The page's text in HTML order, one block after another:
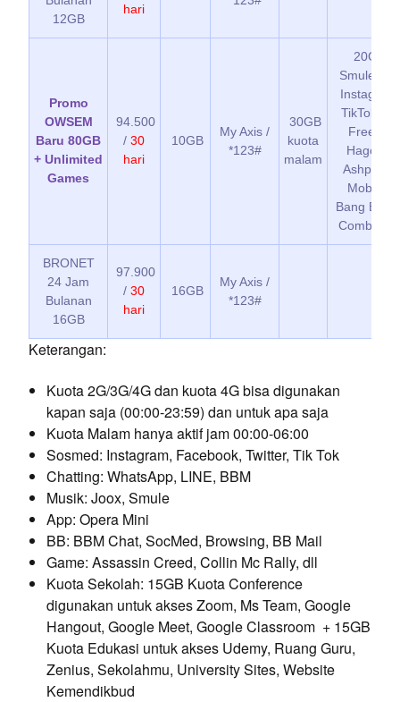
12GB
hari
Promo
OWSEM
Baru 80GB
+ Unlimited
Games
94.500
/ 30
hari
10GB
My Axis /
*123#
30GB
kuota
malam
20GB
Smule +
TikTok +
Free
Hago,
Ashpalt
Mobile
Bang
Combat 5
BRONET
24 Jam
Bulanan
16GB
97.900
/ 30
hari
16GB
My Axis /
*123#
Keterangan:
Kuota 2G/3G/4G dan kuota 4G bisa digunakan
kapan saja (00:00-23:59) dan untuk apa saja
Kuota Malam hanya aktif jam 00:00-06:00
Sosmed: Instagram, Facebook, Twitter, Tik Tok
Chatting: WhatsApp, LINE, BBM
Musik: Joox, Smule
App: Opera Mini
BB: BBM Chat, SocMed, Browsing, BB Mail
Game: Assassin Creed, Collin Mc Rally, dll
Kuota Sekolah: 15GB Kuota Conference
digunakan untuk akses Zoom, Ms Team, Google
Hangout, Google Meet, Google Classroom + 15GB
Kuota Edukasi untuk akses Udemy, Ruang Guru,
Zenius, Sekolahmu, University Sites, Website
Kemendikbud